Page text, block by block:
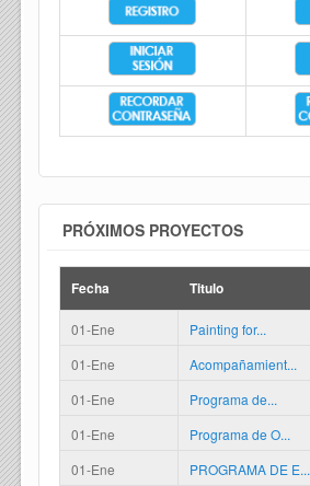
PRÓXIMOS PROYECTOS
Fecha Titulo
01-Ene
Painting for...
01-Ene
Acompañamient...
01-Ene
Programa de...
01-Ene
Programa de O...
01-Ene
PROGRAMA DE E...